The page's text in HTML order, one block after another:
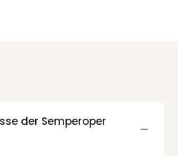
der Semperoper